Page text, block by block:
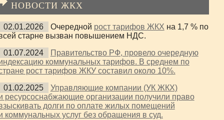
НОВОСТИ ЖКХ
02.01.2026 Очередной рост тарифов ЖКХ на 1,7 % по
старне вызван повышением НДС.
01.07.2024
Правительство РФ, провело очередную
коммунальных тарифов. В среднем по
рост тарифов ЖКУ составил около 10%.
01.02.2025
Управляющие компании (УК ЖКХ)
ресурсоснабжающие организации получили право
долги по оплате жилых помещений
коммунальных услуг без обращения в суд.